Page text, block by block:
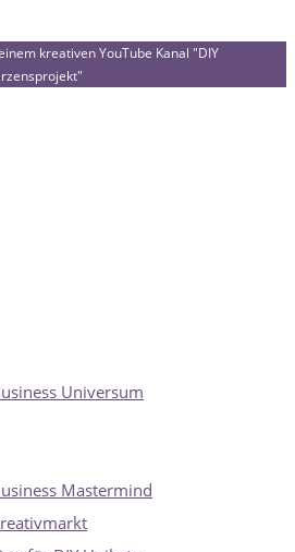
kreativen YouTube Kanal "DIY
Universum
Mastermind